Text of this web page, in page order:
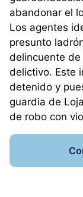
abandonar el
Los agentes
presunto
delincuente
delictivo. Este
detenido y
guardia de
de robo con